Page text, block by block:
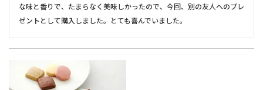
な味と香りで、たまらなく美味しかったので、今回、別の友人へのプレ
ゼントとして購入しました。とても喜んでいました。